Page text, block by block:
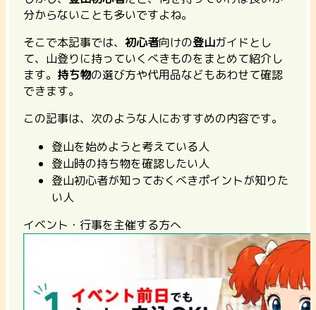
分からないことも多いですよね。
そこで本記事では、 初心者向けの登山ガイドとし
て、山登りに持っていくべきものをまとめて紹介し
ます。 持ち物の選び方や代用品などもあわせて確認
できます。
この記事は、次のような人におすすめの内容です。
登山を始めようと考えている人
登山時の持ち物を確認したい人
登山初心者が知っておくべきポイントが知りた
い人
イベント・行事を主催する方へ